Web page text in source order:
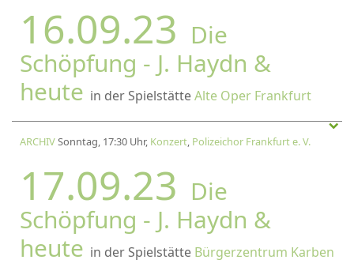
16.09.23 Die
Schöpfung - J. Haydn &
heute in der SpielstätteAlte Oper Frankfurt
ARCHIVSonntag, 17:30 Uhr, Konzert, Polizeichor Frankfurt e. V.
17.09.23 Die
Schöpfung - J. Haydn &
heute in der Spielstätte Bürgerzentrum Karben